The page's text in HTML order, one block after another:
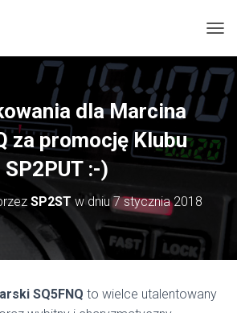
dla Marcina
za promocję Klubu
SP2PUT :-)
SP2ST w dniu7 stycznia 2018
SQ5FNQ to wielce utalentowany